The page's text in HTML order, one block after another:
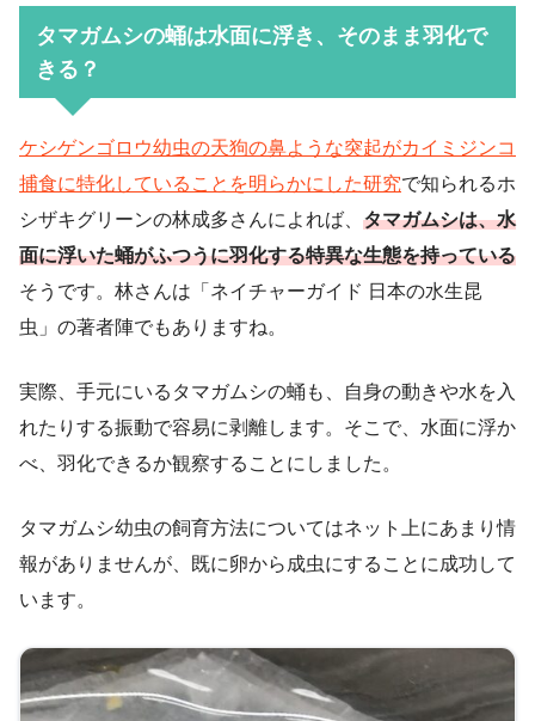
タマガムシの蛹は水面に浮き、そのまま羽化で
きる？
ケシゲンゴロウ幼虫の天狗の鼻ような突起がカイミジンコ
捕食に特化していることを明らかにした研究で知られるホ
シザキグリーンの林成多さんによれば、 タマガムシは、水
面に浮いた蛹がふつうに羽化する特異な生態を持っている
そうです。林さんは「ネイチャーガイド 日本の水生昆
虫」の著者陣でもありますね。
実際、手元にいるタマガムシの蛹も、自身の動きや水を入
れたりする振動で容易に剥離します。そこで、水面に浮か
べ、羽化できるか観察することにしました。
タマガムシ幼虫の飼育方法についてはネット上にあまり情
報がありませんが、既に卵から成虫にすることに成功して
います。